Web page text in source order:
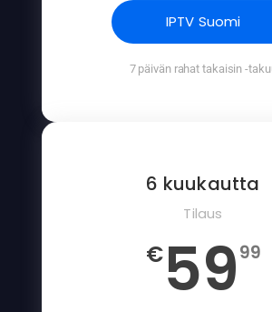
IPTV Suomi
7 päivän rahat takaisin -
6 kuukautta
Tilaus
€5999